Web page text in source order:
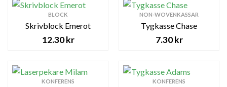
BLOCK
Skrivblock Emerot
12.30kr
NON-WOVENKASSAR
Tygkasse Chase
7.30kr
KONFERENS KONFERENS